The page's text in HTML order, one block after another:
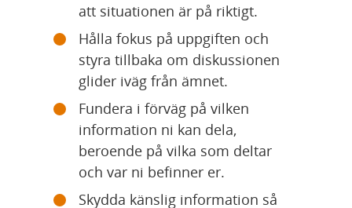
att situationen är på riktigt.
Hålla fokus på uppgiften och
styra tillbaka om diskussionen
glider iväg från ämnet.
Fundera i förväg på vilken
information ni kan dela,
beroende på vilka som deltar
och var ni befinner er.
Skydda känslig information så